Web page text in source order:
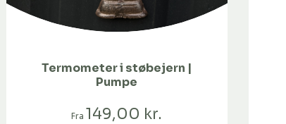
Termometer i støbejern |
Pumpe
Fra 149,00 kr.